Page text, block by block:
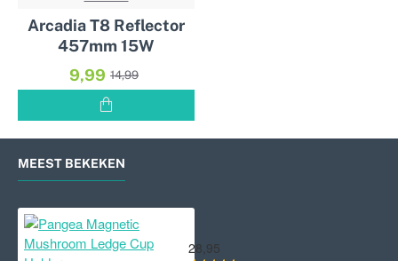
Arcadia T8 Reflector
457mm 15W
9,99 14,99
MEEST BEKEKEN
28,95